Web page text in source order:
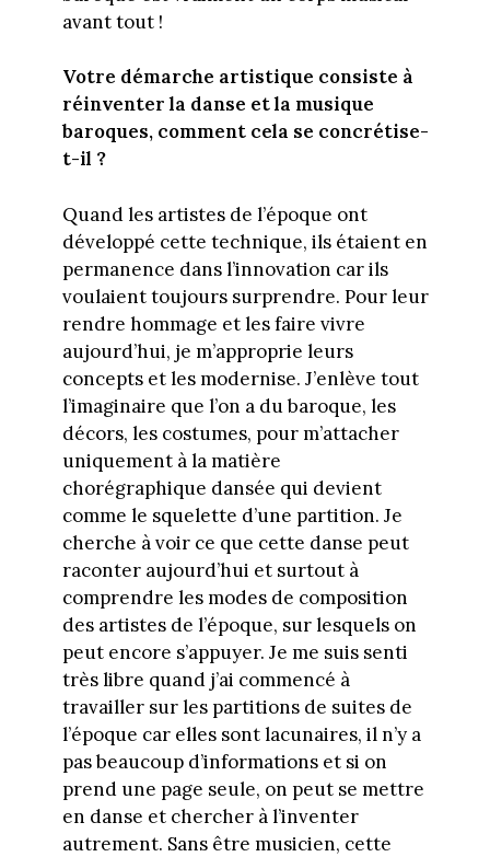
avant tout !
Votre démarche artistique consiste à
réinventer la danse et la musique
baroques, comment cela se concrétise-
t-il ?
Quand les artistes de l’époque ont
développé cette technique, ils étaient en
permanence dans l’innovation car ils
voulaient toujours surprendre. Pour leur
rendre hommage et les faire vivre
aujourd’hui, je m’approprie leurs
concepts et les modernise. J’enlève tout
l’imaginaire que l’on a du baroque, les
décors, les costumes, pour m’attacher
uniquement à la matière
chorégraphique dansée qui devient
comme le squelette d’une partition. Je
cherche à voir ce que cette danse peut
raconter aujourd’hui et surtout à
comprendre les modes de composition
des artistes de l’époque, sur lesquels on
peut encore s’appuyer. Je me suis senti
très libre quand j’ai commencé à
travailler sur les partitions de suites de
l’époque car elles sont lacunaires, il n’y a
pas beaucoup d’informations et si on
prend une page seule, on peut se mettre
en danse et chercher à l’inventer
autrement. Sans être musicien, cette